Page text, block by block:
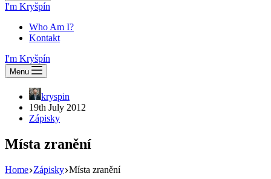
I'm Kryšpín
Who Am I?
Kontakt
I'm Kryšpín
Menu
kryspin
19th July 2012
Zápisky
Místa zranění
Home Zápisky Místa zranění